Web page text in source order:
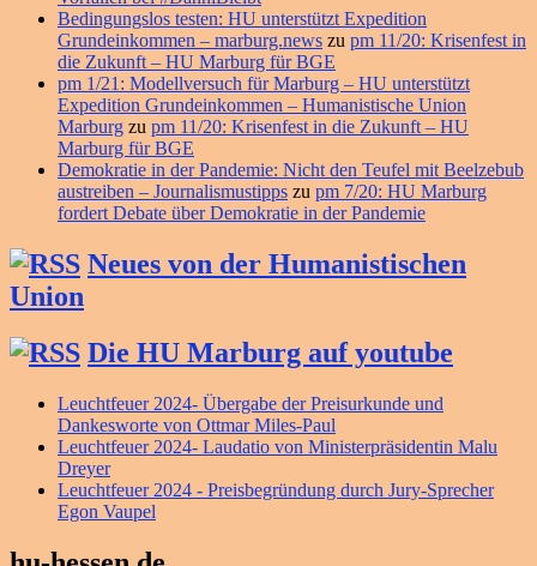
Bedingungslos testen: HU unterstützt Expedition
Grundeinkommen – marburg.news zu pm 11/20: Krisenfest in
die Zukunft – HU Marburg für BGE
pm 1/21: Modellversuch für Marburg – HU unterstützt
Expedition Grundeinkommen – Humanistische Union
Marburg zu pm 11/20: Krisenfest in die Zukunft – HU
Marburg für BGE
Demokratie in der Pandemie: Nicht den Teufel mit Beelzebub
austreiben – Journalismustipps zu pm 7/20: HU Marburg
fordert Debate über Demokratie in der Pandemie
Neues von der Humanistischen
Union
Die HU Marburg auf youtube
Leuchtfeuer 2024- Übergabe der Preisurkunde und
Dankesworte von Ottmar Miles-Paul
Leuchtfeuer 2024- Laudatio von Ministerpräsidentin Malu
Dreyer
Leuchtfeuer 2024 - Preisbegründung durch Jury-Sprecher
Egon Vaupel